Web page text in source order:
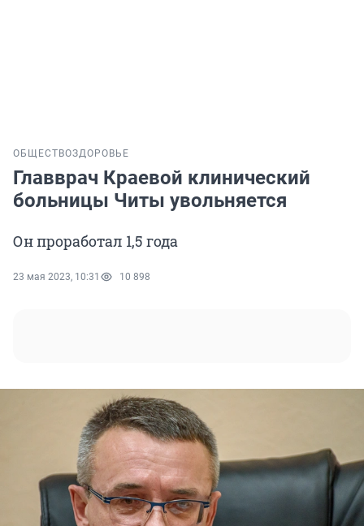
ОБЩЕСТВОЗДОРОВЬЕ
Главврач Краевой клинический
больницы Читы увольняется
Он проработал 1,5 года
23 мая 2023, 10:31 10 898